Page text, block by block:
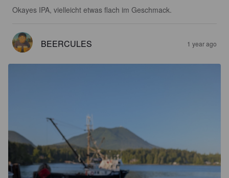
Okayes IPA, vielleicht etwas flach im Geschmack.
BEERCULES 1 year ago